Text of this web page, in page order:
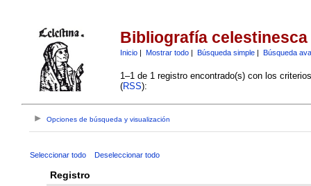
Bibliografía celestinesca
Inicio| Mostrar todo| Búsqueda simple| Búsqueda
1–1 de 1 registro encontrado(s) con los
(RSS):
Opciones de búsqueda y visualización
Seleccionar todo Deseleccionar todo
Registro